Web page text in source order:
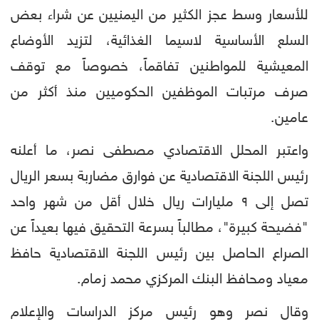
للأسعار وسط عجز الكثير من اليمنيين عن شراء بعض
السلع الأساسية لاسيما الغذائية، لتزيد الأوضاع
المعيشية للمواطنين تفاقماً، خصوصاً مع توقف
صرف مرتبات الموظفين الحكوميين منذ أكثر من
عامين.
واعتبر المحلل الاقتصادي مصطفى نصر، ما أعلنه
رئيس اللجنة الاقتصادية عن فوارق مضاربة بسعر الريال
تصل إلى ٩ مليارات ريال خلال أقل من شهر واحد
"فضيحة كبيرة"، مطالباً بسرعة التحقيق فيها بعيداً عن
الصراع الحاصل بين رئيس اللجنة الاقتصادية حافظ
معياد ومحافظ البنك المركزي محمد زمام.
وقال نصر وهو رئيس مركز الدراسات والإعلام